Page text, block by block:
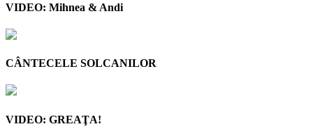
VIDEO: Mihnea & Andi
CÂNTECELE SOLCANILOR
VIDEO: GREAŢA!